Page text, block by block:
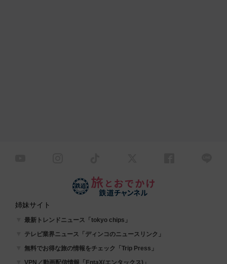
姉妹サイト
最新トレンドニュース「tokyo chips」
テレビ業界ニュース「ディンコのニュースリンク」
無料でお得な旅の情報をチェック「Trip Press」
VPN／動画配信情報「EntaX(エンタックス)」